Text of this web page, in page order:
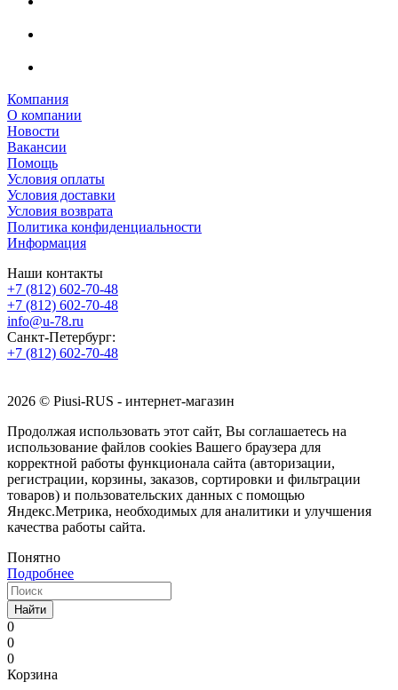
Компания
О компании
Новости
Вакансии
Помощь
Условия оплаты
Условия доставки
Условия возврата
Политика конфиденциальности
Информация
Наши контакты
+7 (812) 602-70-48
+7 (812) 602-70-48
info@u-78.ru
Санкт-Петербург:
+7 (812) 602-70-48
2026 © Piusi-RUS - интернет-магазин
Продолжая использовать этот сайт, Вы соглашаетесь на
использование файлов cookies Вашего браузера для
корректной работы функционала сайта (авторизации,
регистрации, корзины, заказов, сортировки и фильтрации
товаров) и пользовательских данных с помощью
Яндекс.Метрика, необходимых для аналитики и улучшения
качества работы сайта.
Понятно
Подробнее
Найти
0
0
0
Корзина